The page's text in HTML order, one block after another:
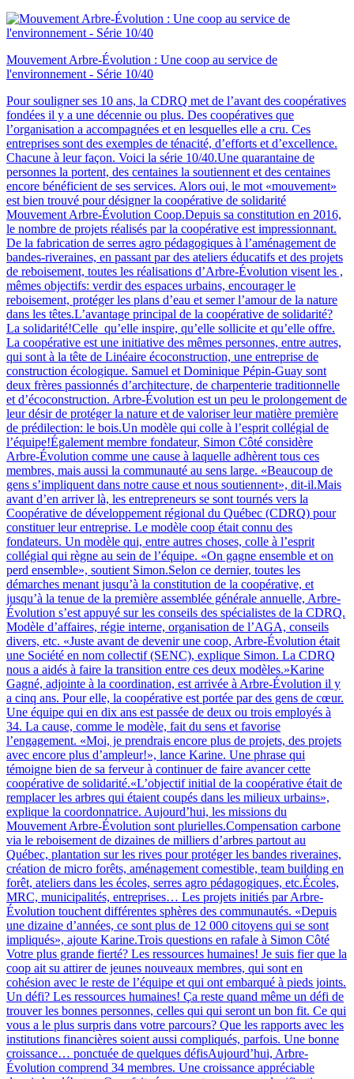
Mouvement Arbre-Évolution : Une coop au service de
l'environnement - Série 10/40
Pour souligner ses 10 ans, la CDRQ met de l’avant des coopératives
fondées il y a une décennie ou plus. Des coopératives que
l’organisation a accompagnées et en lesquelles elle a cru. Ces
entreprises sont des exemples de ténacité, d’efforts et d’excellence.
Chacune à leur façon. Voici la série 10/40.Une quarantaine de
personnes la portent, des centaines la soutiennent et des centaines
encore bénéficient de ses services. Alors oui, le mot «mouvement»
est bien trouvé pour désigner la coopérative de solidarité
Mouvement Arbre-Évolution Coop.Depuis sa constitution en 2016,
le nombre de projets réalisés par la coopérative est impressionnant.
De la fabrication de serres agro pédagogiques à l’aménagement de
bandes-riveraines, en passant par des ateliers éducatifs et des projets
de reboisement, toutes les réalisations d’Arbre-Évolution visent les ,
mêmes objectifs: verdir des espaces urbains, encourager le
reboisement, protéger les plans d’eau et semer l’amour de la nature
dans les têtes.L’avantage principal de la coopérative de solidarité?
La solidarité!Celle qu’elle inspire, qu’elle sollicite et qu’elle offre.
La coopérative est une initiative des mêmes personnes, entre autres,
qui sont à la tête de Linéaire écoconstruction, une entreprise de
construction écologique. Samuel et Dominique Pépin-Guay sont
deux frères passionnés d’architecture, de charpenterie traditionnelle
et d’écoconstruction. Arbre-Évolution est un peu le prolongement de
leur désir de protéger la nature et de valoriser leur matière première
de prédilection: le bois.Un modèle qui colle à l’esprit collégial de
l’équipe!Également membre fondateur, Simon Côté considère
Arbre-Évolution comme une cause à laquelle adhèrent tous ces
membres, mais aussi la communauté au sens large. «Beaucoup de
gens s’impliquent dans notre cause et nous soutiennent», dit-il.Mais
avant d’en arriver là, les entrepreneurs se sont tournés vers la
Coopérative de développement régional du Québec (CDRQ) pour
constituer leur entreprise. Le modèle coop était connu des
fondateurs. Un modèle qui, entre autres choses, colle à l’esprit
collégial qui règne au sein de l’équipe. «On gagne ensemble et on
perd ensemble», soutient Simon.Selon ce dernier, toutes les
démarches menant jusqu’à la constitution de la coopérative, et
jusqu’à la tenue de la première assemblée générale annuelle, Arbre-
Évolution s’est appuyé sur les conseils des spécialistes de la CDRQ.
Modèle d’affaires, régie interne, organisation de l’AGA, conseils
divers, etc. «Juste avant de devenir une coop, Arbre-Évolution était
une Société en nom collectif (SENC), explique Simon. La CDRQ
nous a aidés à faire la transition entre ces deux modèles.»Karine
Gagné, adjointe à la coordination, est arrivée à Arbre-Évolution il y
a cinq ans. Pour elle, la coopérative est portée par des gens de cœur.
Une équipe qui en dix ans est passée de deux ou trois employés à
34. La cause, comme le modèle, fait du sens et favorise
l’engagement. «Moi, je prendrais encore plus de projets, des projets
avec encore plus d’ampleur!», lance Karine. Une phrase qui
témoigne bien de sa ferveur à continuer de faire avancer cette
coopérative de solidarité.«L’objectif initial de la coopérative était de
remplacer les arbres qui étaient coupés dans les milieux urbains»,
explique la coordonnatrice. Aujourd’hui, les missions du
Mouvement Arbre-Évolution sont plurielles.Compensation carbone
via le reboisement de dizaines de milliers d’arbres partout au
Québec, plantation sur les rives pour protéger les bandes riveraines,
création de micro forêts, aménagement comestible, team building en
forêt, ateliers dans les écoles, serres agro pédagogiques, etc.Écoles,
MRC, municipalités, entreprises… Les projets initiés par Arbre-
Évolution touchent différentes sphères des communautés. «Depuis
une dizaine d’années, ce sont plus de 12 000 citoyens qui se sont
impliqués», ajoute Karine.Trois questions en rafale à Simon Côté
Votre plus grande fierté? Les ressources humaines! Je suis fier que la
coop ait su attirer de jeunes nouveaux membres, qui sont en
cohésion avec le reste de l’équipe et qui ont embarqué à pieds joints.
Un défi? Les ressources humaines! Ça reste quand même un défi de
trouver les bonnes personnes, celles qui qui seront un bon fit. Ce qui
vous a le plus surpris dans votre parcours? Que les rapports avec les
institutions financières soient aussi compliqués, parfois. Une bonne
croissance… ponctuée de quelques défisAujourd’hui, Arbre-
Évolution comprend 34 membres. Une croissance appréciable